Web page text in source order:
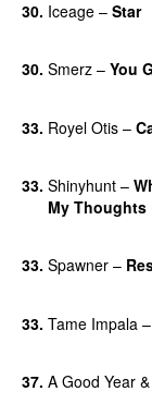
30. Iceage – Star
30. Smerz – You
33. Royel Otis –
33. Shinyhunt –
My Thoughts
33. Spawner –
33. Tame Impala –
37. A Good Year &